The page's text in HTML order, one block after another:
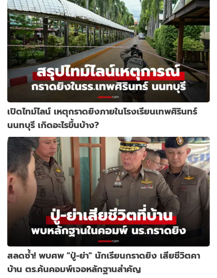
เปิดไทม์ไลน์ เหตุกราดยิงภายในโรงเรียนเทพศิรินทร์
นนทบุรี เกิดอะไรขึ้นบ้าง?
สลดซ้ำ! พบศพ "ปู่-ย่า" นักเรียนกราดยิง เสียชีวิตคา
บ้าน ตร.ค้นคอมพ์เจอหลักฐานสำคัญ